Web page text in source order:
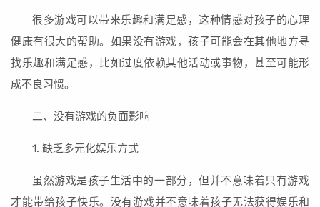
很多游戏可以带来乐趣和满足感，这种情感对孩子的心理
健康有很大的帮助。如果没有游戏，孩子可能会在其他地方寻
找乐趣和满足感，比如过度依赖其他活动或事物，甚至可能形
成不良习惯。
二、没有游戏的负面影响
1. 缺乏多元化娱乐方式
虽然游戏是孩子生活中的一部分，但并不意味着只有游戏
才能带给孩子快乐。没有游戏并不意味着孩子无法获得娱乐和